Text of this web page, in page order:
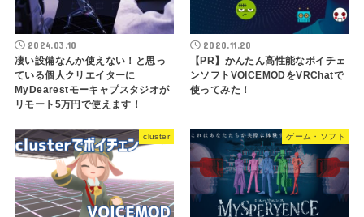
2024.03.10
凄い設備なんか使えない！と思っ
ている個人クリエイターに
MyDearestモーキャプスタジオが
リモート5万円で使えます！
2020.11.20
【PR】かんたん高性能なボイチェ
ンソフトVOICEMODをVRChatで
使ってみた！
cluster ゲーム・ソフト